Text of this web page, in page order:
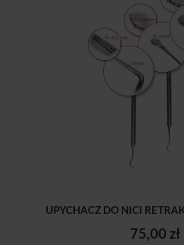
UPYCHACZ DO NICI
75,00 zł